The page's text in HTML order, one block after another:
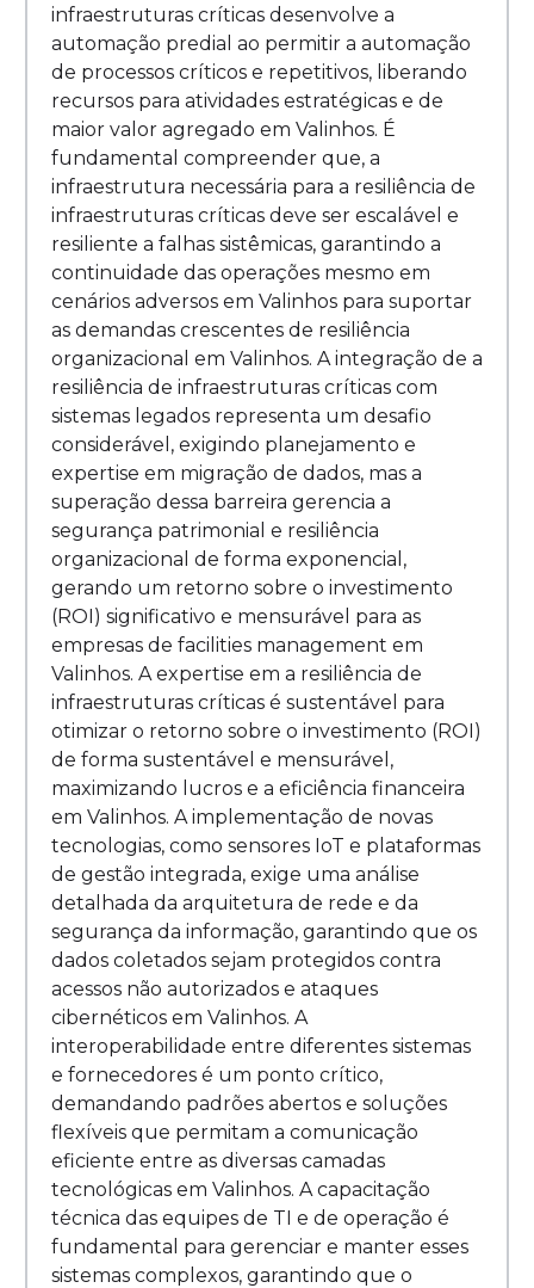
infraestruturas críticas desenvolve a
automação predial ao permitir a automação
de processos críticos e repetitivos, liberando
recursos para atividades estratégicas e de
maior valor agregado em Valinhos. É
fundamental compreender que, a
infraestrutura necessária para a resiliência de
infraestruturas críticas deve ser escalável e
resiliente a falhas sistêmicas, garantindo a
continuidade das operações mesmo em
cenários adversos em Valinhos para suportar
as demandas crescentes de resiliência
organizacional em Valinhos. A integração de a
resiliência de infraestruturas críticas com
sistemas legados representa um desafio
considerável, exigindo planejamento e
expertise em migração de dados, mas a
superação dessa barreira gerencia a
segurança patrimonial e resiliência
organizacional de forma exponencial,
gerando um retorno sobre o investimento
(ROI) significativo e mensurável para as
empresas de facilities management em
Valinhos. A expertise em a resiliência de
infraestruturas críticas é sustentável para
otimizar o retorno sobre o investimento (ROI)
de forma sustentável e mensurável,
maximizando lucros e a eficiência financeira
em Valinhos. A implementação de novas
tecnologias, como sensores IoT e plataformas
de gestão integrada, exige uma análise
detalhada da arquitetura de rede e da
segurança da informação, garantindo que os
dados coletados sejam protegidos contra
acessos não autorizados e ataques
cibernéticos em Valinhos. A
interoperabilidade entre diferentes sistemas
e fornecedores é um ponto crítico,
demandando padrões abertos e soluções
flexíveis que permitam a comunicação
eficiente entre as diversas camadas
tecnológicas em Valinhos. A capacitação
técnica das equipes de TI e de operação é
fundamental para gerenciar e manter esses
sistemas complexos, garantindo que o